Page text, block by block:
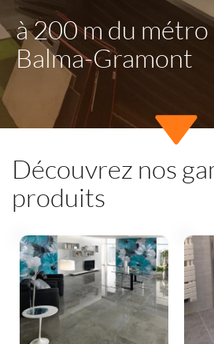
à 200 m du métro
Balma-Gramont
Découvrez nos
produits